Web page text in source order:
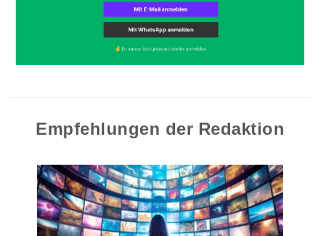
Empfehlungen der Redaktion